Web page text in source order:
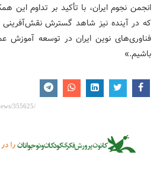
انجمن نجوم ایران، با تأکید بر تداوم این
که در آینده نیز شاهد گسترش نقش‌آفرینی
فناوری‌های نوین ایران در توسعه آموزش
باشیم.»